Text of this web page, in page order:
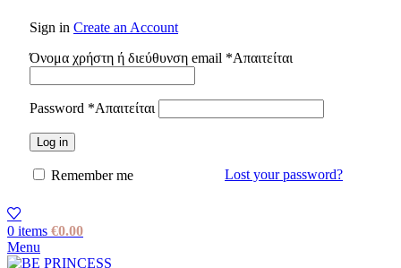
Sign in Create an Account
Όνομα χρήστη ή διεύθυνση email *Απαιτείται
Password *Απαιτείται
Log in
Lost your password?
Remember me
0 items €0.00
Menu